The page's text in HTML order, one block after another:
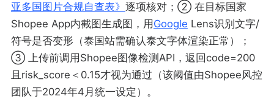
亚多国图片合规自查表》 逐项核对；② 在目标国家
Shopee App内截图生成图，用 Google Lens识别文字/
符号是否变形（泰国站需确认泰文字体渲染正常）；
③ 上传前调用Shopee图像检测API，返回code=200
且risk_score＜0.15才视为通过（该阈值由Shopee风控
团队于2024年4月统一设定）。